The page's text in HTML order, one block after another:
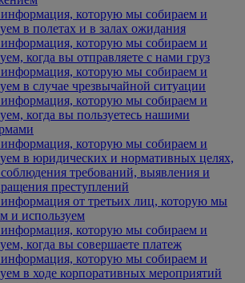
которую мы собираем и
в полетах и в залах ожидания
которую мы собираем и
когда вы отправляете с нами груз
которую мы собираем и
в случае чрезвычайной ситуации
которую мы собираем и
когда вы пользуетесь нашими
которую мы собираем и
в юридических и нормативных целях,
требований, выявления и
преступлений
от третьих лиц, которую мы
и используем
которую мы собираем и
когда вы совершаете платеж
которую мы собираем и
в ходе корпоративных мероприятий